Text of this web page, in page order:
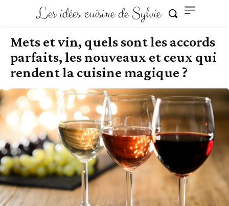
Les idées cuisine de Sylvie
Mets et vin, quels sont les accords
parfaits, les nouveaux et ceux qui
rendent la cuisine magique ?